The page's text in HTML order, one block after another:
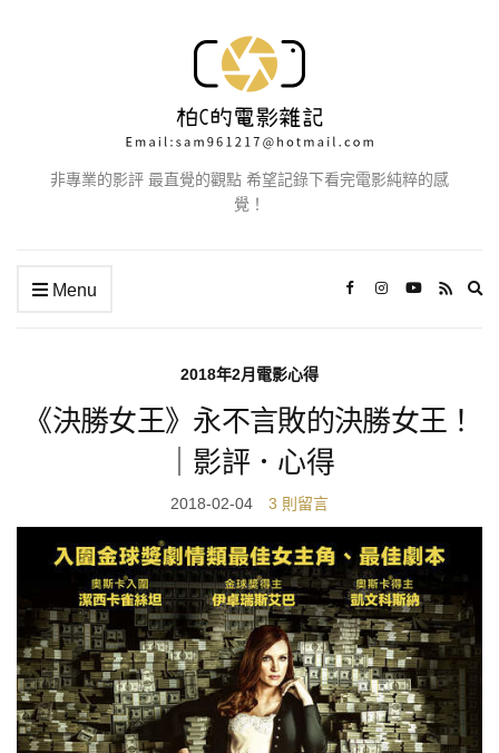
非專業的影評 最直覺的觀點 希望記錄下看完電影純粹的感
覺！
Menu
2018年2月電影心得
《決勝女王》永不言敗的決勝女王！
｜影評．心得
2018-02-04 3 則留言